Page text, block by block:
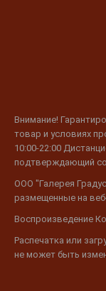
Внимание!
товар и условиях
10:00-22:00
подтверждающий
ООО "Галерея
размещенные на
Воспроизведение
Распечатка или
не может быть